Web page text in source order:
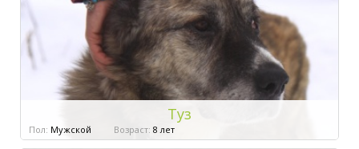
Туз
Пол: Мужской Возраст: 8 лет